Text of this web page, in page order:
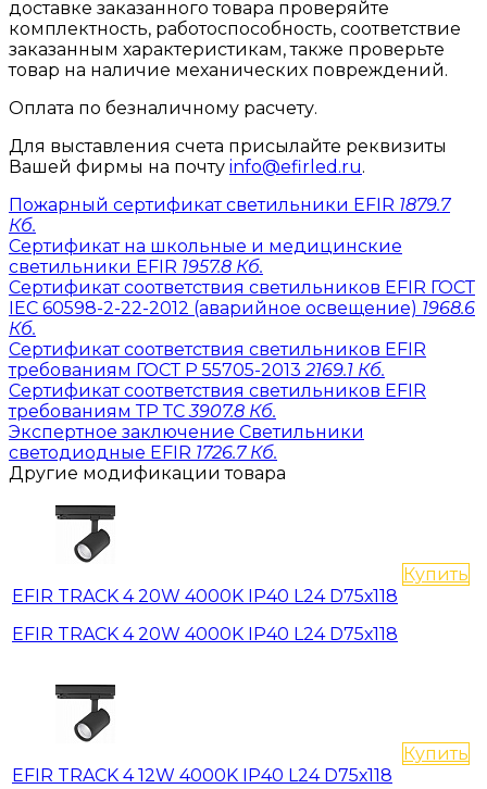
доставке заказанного товара проверяйте
комплектность, работоспособность, соответствие
заказанным характеристикам, также проверьте
товар на наличие механических повреждений.
Оплата по безналичному расчету.
Для выставления счета присылайте реквизиты
Вашей фирмы на почту info@efirled.ru.
Пожарный сертификат светильники EFIR 1879.7
Кб.
Сертификат на школьные и медицинские
светильники EFIR 1957.8 Кб.
Сертификат соответствия светильников EFIR ГОСТ
IEC 60598-2-22-2012 (аварийное освещение) 1968.6
Кб.
Сертификат соответствия светильников EFIR
требованиям ГОСТ Р 55705-2013 2169.1 Кб.
Сертификат соответствия светильников EFIR
требованиям ТР ТС 3907.8 Кб.
Экспертное заключение Светильники
светодиодные EFIR 1726.7 Кб.
Другие модификации товара
EFIR TRACK 4 20W 4000K IP40 L24 D75х118
EFIR TRACK 4 20W 4000K IP40 L24 D75х118
Купить
EFIR TRACK 4 12W 4000K IP40 L24 D75х118
Купить